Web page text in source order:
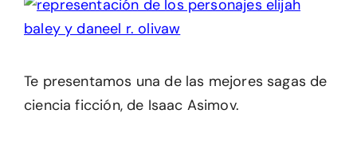
Te presentamos una de las mejores sagas de
ciencia ficción, de Isaac Asimov.